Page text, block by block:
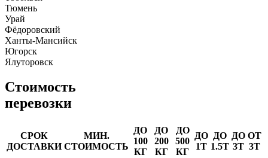
Тюмень
Урай
Фёдоровский
Ханты-Мансийск
Югорск
Ялуторовск
Стоимость
перевозки
СРОК
ДОСТАВКИ
МИН.
СТОИМОСТЬ
ДО
100
КГ
ДО
200
КГ
ДО
500
КГ
ДО
1Т
ДО
1.5Т
ДО
3Т
ОТ
3Т